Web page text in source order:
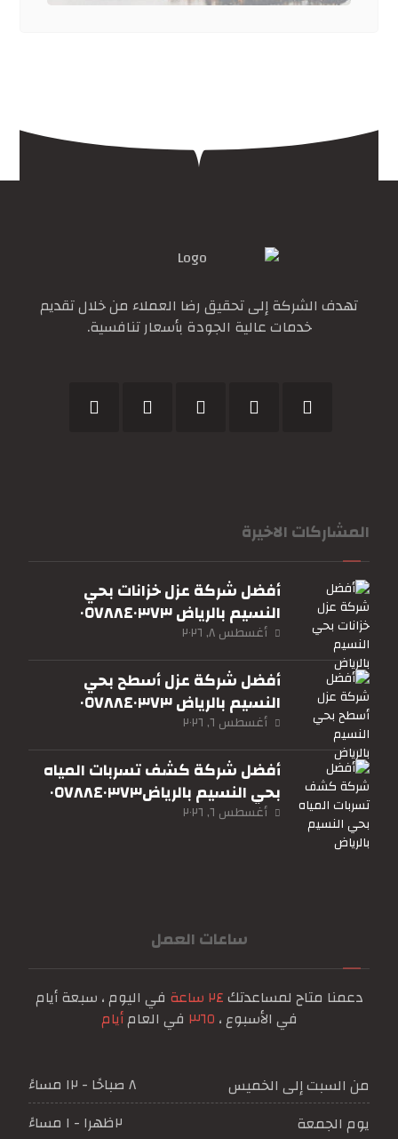
تهدف الشركة إلى تحقيق رضا العملاء من خلال تقديم
خدمات عالية الجودة بأسعار تنافسية.
المشاركات الاخيرة
أفضل شركة عزل خزانات بحي
النسيم بالرياض ٠٥٧٨٨٤٠٣٧٣
أغسطس ٨, ٢٠٢٦
أفضل شركة عزل أسطح بحي
النسيم بالرياض ٠٥٧٨٨٤٠٣٧٣
أغسطس ٦, ٢٠٢٦
أفضل شركة كشف تسربات المياه
بحي النسيم بالرياض٠٥٧٨٨٤٠٣٧٣
أغسطس ٦, ٢٠٢٦
ساعات العمل
دعمنا متاح لمساعدتك٢٤ ساعة
في اليوم ، سبعة أيام
في الأسبوع ، ٣٦٥ في العامأيام
من السبت إلى الخميس
٨ صباحًا - ١٢ مساءً
يوم الجمعة
٢ظهرا - ١ مساءً